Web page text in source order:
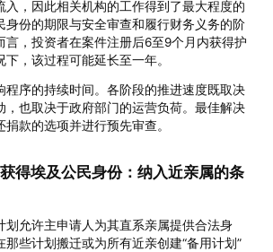
入，因此相关机构的工作得到了最大程度的
身份的期限与安全审查和履行财务义务的阶
言，投资者在案件注册后6至9个月内获得护
，该过程可能延长至一年。
程序的持续时间。各阶段的推进速度既取决
，也取决于政府部门的运营负荷。最佳解决
款的选项并进行预先审查。
得埃及公民身份：纳入近亲属的条
划允许主申请人为其直系亲属提供合法身
那些计划搬迁或为所有近亲创建“备用计划”